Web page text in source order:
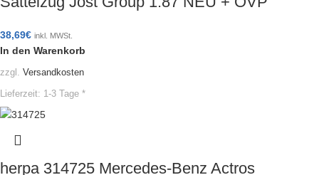
38,69€ inkl. MWSt.
In den Warenkorb
zzgl. Versandkosten
Lieferzeit: 1-3 Tage *
herpa 314725 Mercedes-Benz Actros